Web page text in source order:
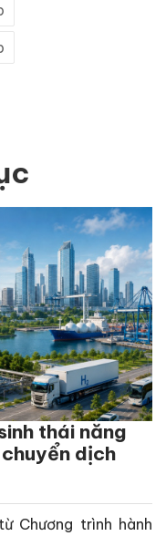
thái năng
dịch
Chương trình hành